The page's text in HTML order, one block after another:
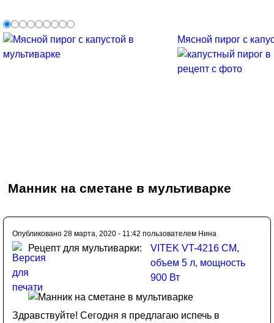
Мясной пирог с
Манник на сметане в мультиварке
Опубликовано 28 марта, 2020 - 11:42 пользователем Нина
Рецепт для мультиварки:
VITEK VT-4216 CM,
объем 5 л, мощность
900 Вт
Здравствуйте! Сегодня я предлагаю испечь в